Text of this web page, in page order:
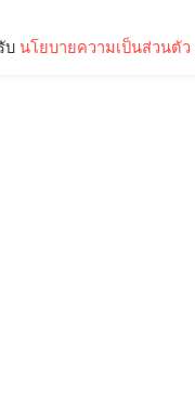
บ นโยบายความเป็นส่วนตัว